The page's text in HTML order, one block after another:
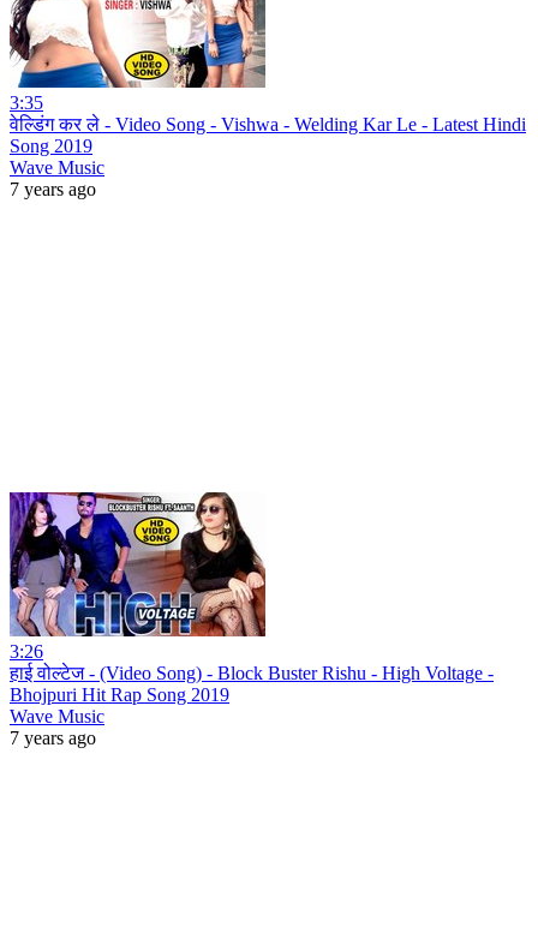
3:35
वेल्डिंग कर ले - Video Song - Vishwa - Welding Kar Le - Latest Hindi
Song 2019
Wave Music
7 years ago
3:26
हाई वोल्टेज - (Video Song) - Block Buster Rishu - High Voltage -
Bhojpuri Hit Rap Song 2019
Wave Music
7 years ago